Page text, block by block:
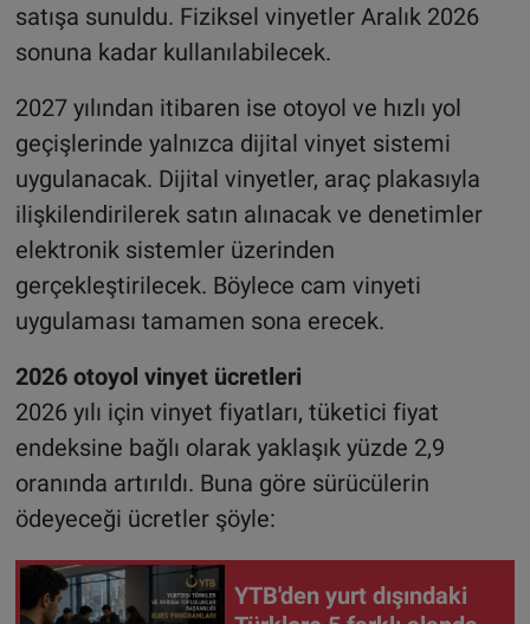
satışa sunuldu. Fiziksel vinyetler Aralık 2026
sonuna kadar kullanılabilecek.
2027 yılından itibaren ise otoyol ve hızlı yol
geçişlerinde yalnızca dijital vinyet sistemi
uygulanacak. Dijital vinyetler, araç plakasıyla
ilişkilendirilerek satın alınacak ve denetimler
elektronik sistemler üzerinden
gerçekleştirilecek. Böylece cam vinyeti
uygulaması tamamen sona erecek.
2026 otoyol vinyet ücretleri
2026 yılı için vinyet fiyatları, tüketici fiyat
endeksine bağlı olarak yaklaşık yüzde 2,9
oranında artırıldı. Buna göre sürücülerin
ödeyeceği ücretler şöyle:
YTB'den yurt dışındaki